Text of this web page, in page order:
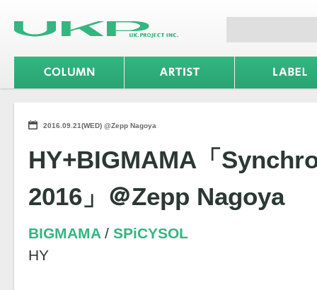
2016.09.21(WED) @Zepp Nagoya
HY+BIGMAMA「
2016」＠Zepp Nagoya
BIGMAMA
SPiCYSOL
HY